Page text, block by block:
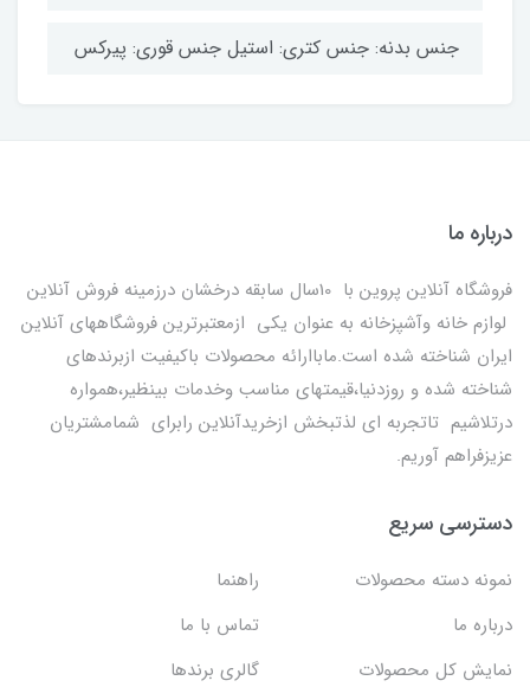
جنس بدنه: جنس کتری: استیل جنس قوری: پیرکس
درباره ما
فروشگاه آنلاین پروین با 10سال سابقه درخشان درزمینه فروش آنلاین
لوازم خانه وآشپزخانه به عنوان یکی ازمعتبرترین فروشگاههای آنلاین
ایران شناخته شده است.ماباارائه محصولات باکیفیت ازبرندهای
شناخته شده و روزدنیا،قیمتهای مناسب وخدمات بینظیر،همواره
درتلاشیم تاتجربه ای لذتبخش ازخریدآنلاین رابرای شمامشتریان
عزیزفراهم آوریم.
دسترسی سریع
نمونه دسته محصولات
راهنما
درباره ما
تماس با ما
نمایش کل محصولات
گالری برندها